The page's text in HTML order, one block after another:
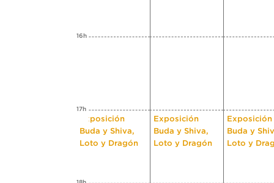
16h
17h
Exposición
Buda y Shiva,
Loto y Dragón
Exposición
Buda y Shiva,
Loto y Dragón
Exposición
Buda y
Loto y